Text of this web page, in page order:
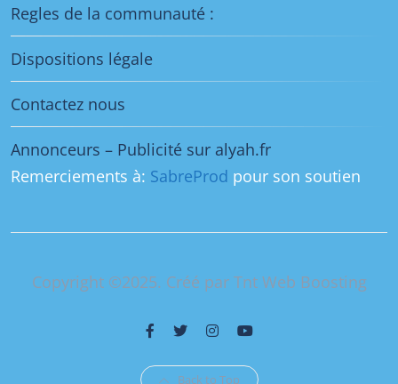
Regles de la communauté :
Dispositions légale
Contactez nous
Annonceurs – Publicité sur alyah.fr
Remerciements à: SabreProd pour son soutien
Copyright ©2025. Créé par Tnt Web Boosting
Back to Top